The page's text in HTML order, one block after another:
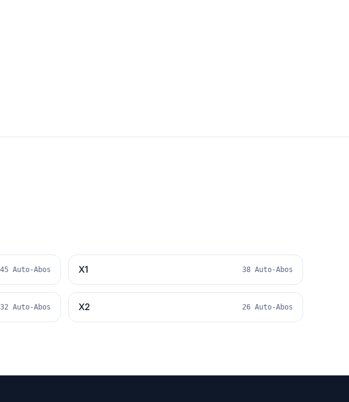
45 Auto-Abos X1 38 Auto-Abos
32 Auto-Abos X2 26 Auto-Abos